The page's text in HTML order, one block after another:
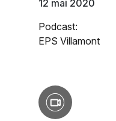
12 mai 2020
Podcast:
EPS Villamont